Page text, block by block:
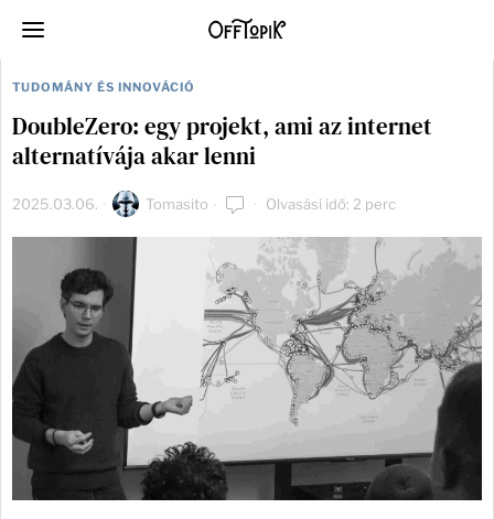
TUDOMÁNY ÉS INNOVÁCIÓ
DoubleZero: egy projekt, ami az internet
alternatívája akar lenni
2025.03.06. Tomasito Olvasási idő: 2 perc